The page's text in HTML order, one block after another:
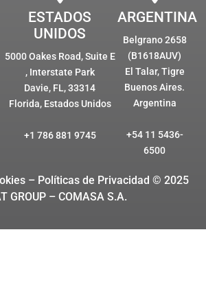
ESTADOS
UNIDOS
5000 Oakes Road, Suite E
, Interstate Park
Davie, FL, 33314
Florida, Estados Unidos
+1 786 881 9745
ARGENTINA
Belgrano 2658
(B1618AUV)
El Talar, Tigre
Buenos Aires.
Argentina
+54 11 5436-
6500
– Políticas de Privacidad © 2025
GROUP – COMASA S.A.